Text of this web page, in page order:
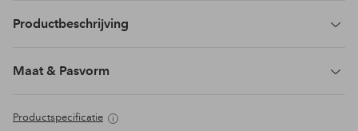
Productbeschrijving
Maat & Pasvorm
Productspecificatie